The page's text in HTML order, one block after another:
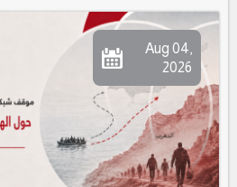
Aug 04,
2026